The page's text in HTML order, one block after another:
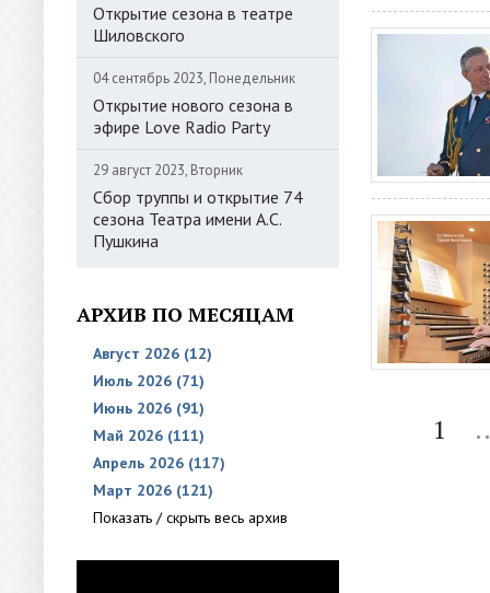
Открытие сезона в театре
Шиловского
04 сентябрь 2023, Понедельник
Открытие нового сезона в
эфире Love Radio Party
29 август 2023, Вторник
Сбор труппы и открытие 74
сезона Театра имени А.С.
Пушкина
АРХИВ ПО МЕСЯЦАМ
Август 2026 (12)
Июль 2026 (71)
Июнь 2026 (91)
Май 2026 (111)
Апрель 2026 (117)
Март 2026 (121)
Показать / скрыть весь архив
1